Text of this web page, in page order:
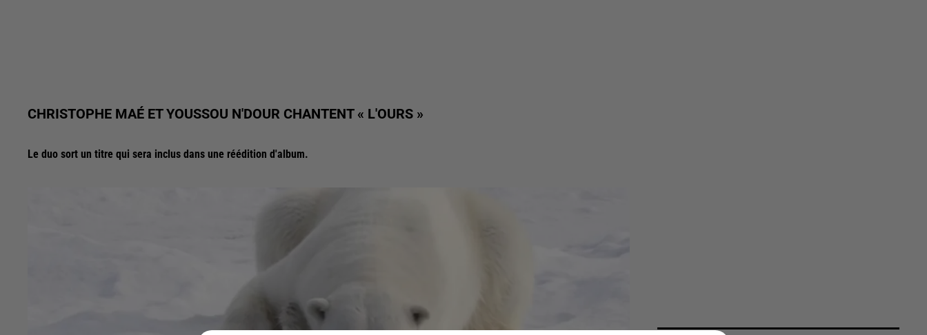
CHRISTOPHE MAÉ ET YOUSSOU N'DOUR CHANTENT « L'OURS »
Le duo sort un titre qui sera inclus dans une réédition d'album.